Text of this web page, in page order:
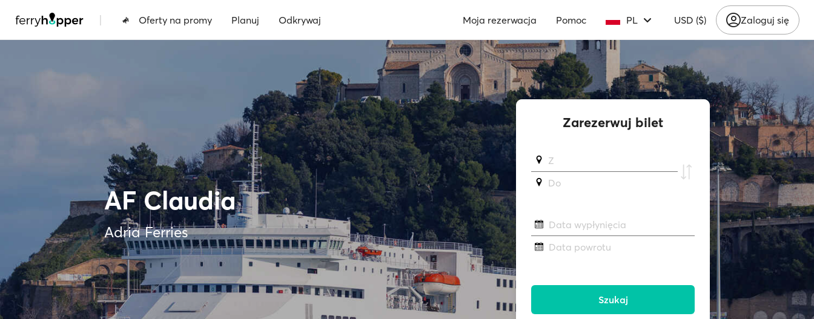
| Oferty na promy Planuj Odkrywaj Moja rezerwacja Pomoc PL USD ($) Zaloguj się
AF Claudia
Adria Ferries
Zarezerwuj bilet
Z
Do
Data wypłynięcia
Data powrotu
Szukaj